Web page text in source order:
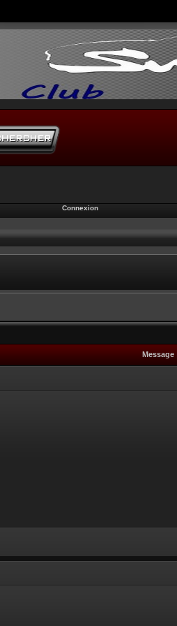
Connexion
Message